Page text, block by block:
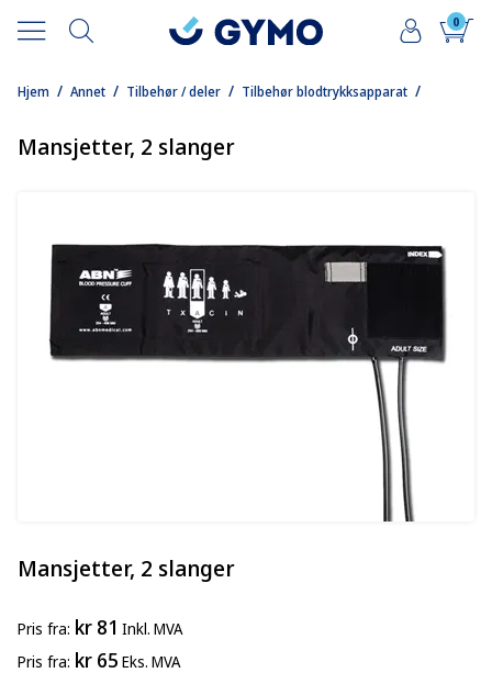
0
/
Hjem /
Annet /
Tilbehør / deler /
Tilbehør blodtrykksapparat
Mansjetter, 2 slanger
Mansjetter, 2 slanger
Pris fra kr 81 Inkl. MVA
Pris fra kr 65 Eks. MVA